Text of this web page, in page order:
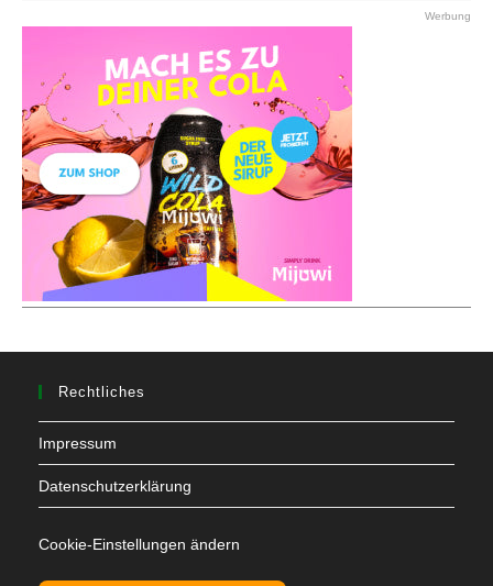
Werbung
Rechtliches
Impressum
Datenschutzerklärung
Cookie-Einstellungen ändern